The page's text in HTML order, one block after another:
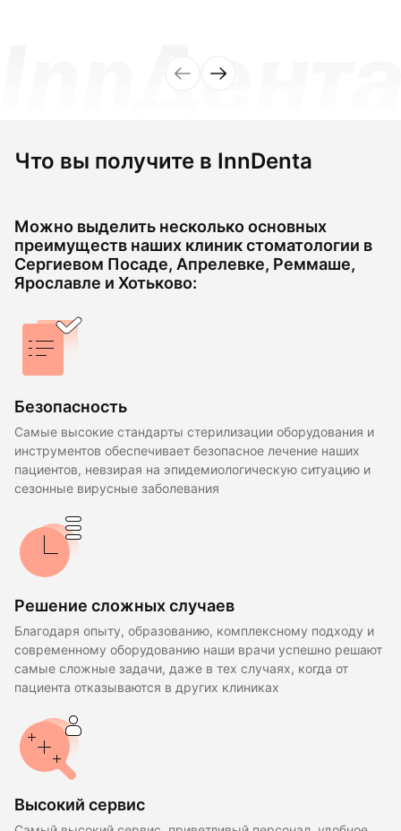
Что вы получите в InnDenta
Можно выделить несколько основных
преимуществ наших клиник стоматологии в
Сергиевом Посаде, Апрелевке, Реммаше,
Ярославле и Хотьково:
Безопасность
Самые высокие стандарты стерилизации оборудования и
инструментов обеспечивает безопасное лечение наших
пациентов, невзирая на эпидемиологическую ситуацию и
сезонные вирусные заболевания
Решение сложных случаев
Благодаря опыту, образованию, комплексному подходу и
современному оборудованию наши врачи успешно решают
самые сложные задачи, даже в тех случаях, когда от
пациента отказываются в других клиниках
Высокий сервис